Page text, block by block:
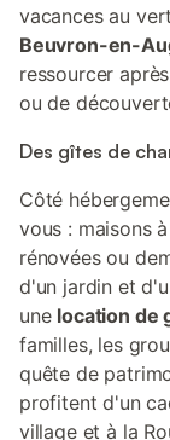
vacances au
Beuvron-en-
ressourcer
ou de
Des gîtes de
Côté
vous : maisons
rénovées ou
d'un jardin et
une location de
familles, les
quête de
profitent d'un
village et à la